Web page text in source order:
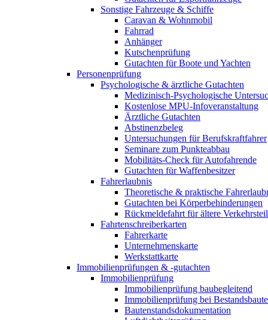
Sonstige Fahrzeuge & Schiffe
Caravan & Wohnmobil
Fahrrad
Anhänger
Kutschenprüfung
Gutachten für Boote und Yachten
Personenprüfung
Psychologische & ärztliche Gutachten
Medizinisch-Psychologische
Kostenlose MPU-Infoveranstaltung
Ärztliche Gutachten
Abstinenzbeleg
Untersuchungen für Berufskraftfahrer
Seminare zum Punkteabbau
Mobilitäts-Check für Autofahrende
Gutachten für Waffenbesitzer
Fahrerlaubnis
Theoretische & praktische
Gutachten bei Körperbehinderungen
Rückmeldefahrt für ältere
Fahrtenschreiberkarten
Fahrerkarte
Unternehmenskarte
Werkstattkarte
Immobilienprüfungen & -gutachten
Immobilienprüfung
Immobilienprüfung baubegleitend
Immobilienprüfung bei
Bautenstandsdokumentation